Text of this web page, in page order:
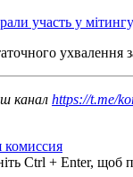
участь у мітингу
канал https://t.me/
комиссия
Ctrl + Enter, щоб